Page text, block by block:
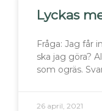
Lyckas
Fråga: Jag får
ska jag göra?
som ogräs.
26 april, 2021